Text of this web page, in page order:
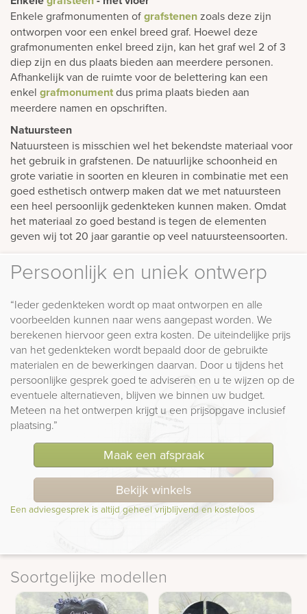
Enkele grafmonumenten ofgrafstenenzoals deze zijn
ontworpen voor een enkel breed graf. Hoewel deze
grafmonumenten enkel breed zijn, kan het graf wel 2 of 3
diep zijn en dus plaats bieden aan meerdere personen.
Afhankelijk van de ruimte voor de belettering kan een
enkel grafmonumentdus prima plaats bieden aan
meerdere namen en opschriften.
Natuursteen
Natuursteen is misschien wel het bekendste materiaal voor
het gebruik in grafstenen. De natuurlijke schoonheid en
grote variatie in soorten en kleuren in combinatie met een
goed esthetisch ontwerp maken dat we met natuursteen
een heel persoonlijk gedenkteken kunnen maken. Omdat
het materiaal zo goed bestand is tegen de elementen
geven wij tot 20 jaar garantie op veel natuursteensoorten.
Persoonlijk en uniek ontwerp
“Ieder gedenkteken wordt op maat ontworpen en alle
voorbeelden kunnen naar wens aangepast worden. We
berekenen hiervoor geen extra kosten. De uiteindelijke prijs
van het gedenkteken wordt bepaald door de gebruikte
materialen en de bewerkingen daarvan. Door u tijdens het
persoonlijke gesprek goed te adviseren en u te wijzen op de
eventuele alternatieven, blijven we binnen uw budget.
Meteen na het ontwerpen krijgt u een prijsopgave inclusief
plaatsing.”
Maak een afspraak
Bekijk winkels
Een adviesgesprek is altijd geheel vrijblijvend en kosteloos
Soortgelijke modellen